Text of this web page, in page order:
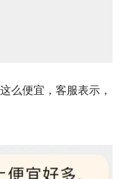
么便宜，客服表示，